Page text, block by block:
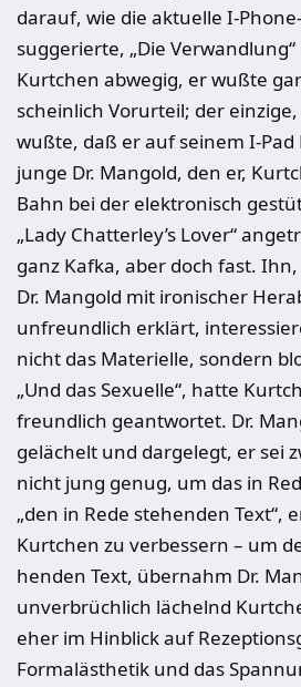
darauf, wie die aktuelle I-
suggerierte, „Die
Kurtchen abwegig, er wußte
scheinlich Vorurteil; der
wußte, daß er auf sei­nem I-Pad
junge Dr. Mangold, den er,
Bahn bei der elektronisch
„Lady Chatterley’s Lover“
ganz Kafka, aber doch fast.
Dr. Mangold mit ironischer
unfreund­lich erklärt,
nicht das Materielle, sondern
„Und das Sexuelle“, hatte
freundlich geant­wortet. Dr.
gelächelt und dargelegt, er sei
nicht jung genug, um das in
„den in Rede stehenden Text“,
Kurtchen zu verbessern – um
henden Text, übernahm Dr.
unverbrüchlich lächelnd
eher im Hinblick auf
Formalästhe­tik und das